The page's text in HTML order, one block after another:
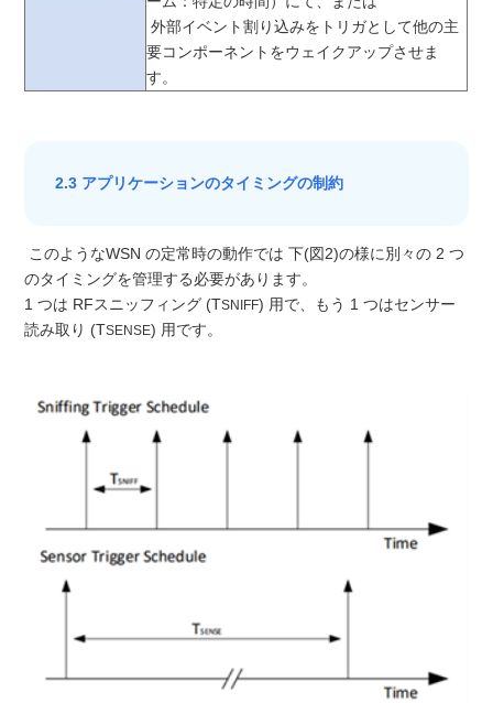
外部イベント割り込みをトリガとして他の主
要コンポーネントをウェイクアップさせま
す。
2.3 アプリケーションのタイミングの制約
このようなWSN の定常時の動作では 下(図2)の様に別々の 2 つ
のタイミングを管理する必要があります。
1 つは RFスニッフィング (TSNIFF) 用で、もう 1 つはセンサー
読み取り (TSENSE) 用です。